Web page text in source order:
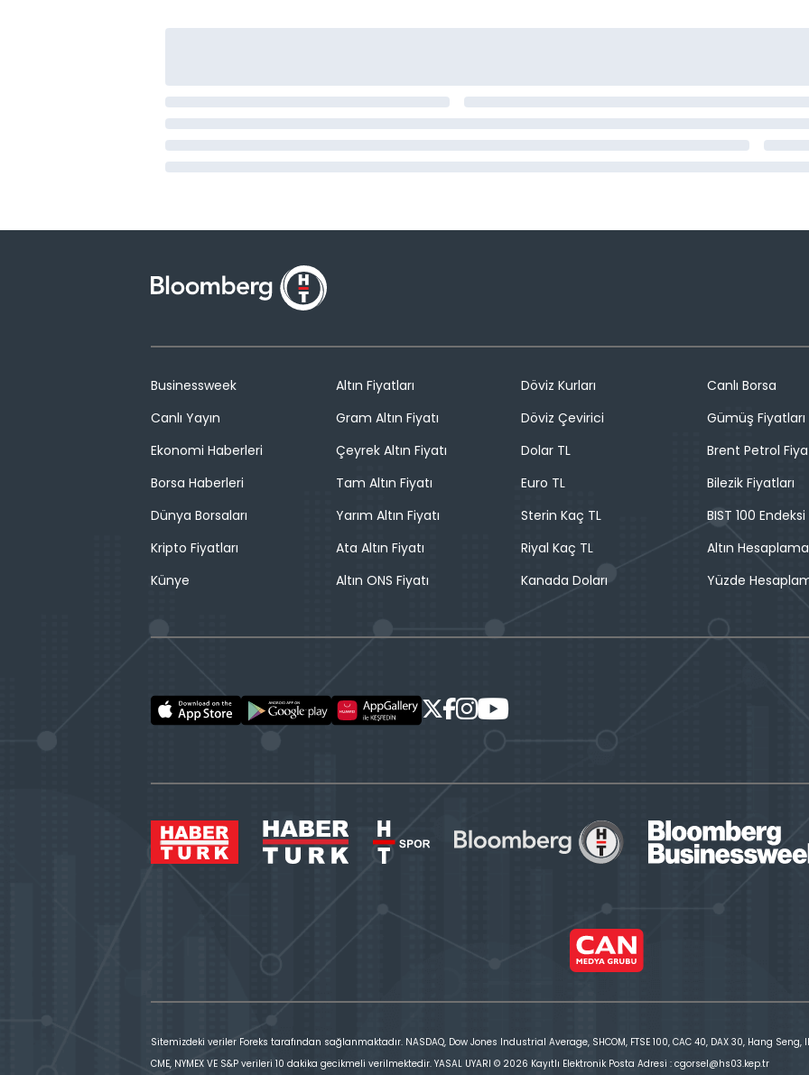
Businessweek
Canlı Yayın
Ekonomi Haberleri
Borsa Haberleri
Dünya Borsaları
Kripto Fiyatları
Künye
Altın Fiyatları
Gram Altın Fiyatı
Çeyrek Altın Fiyatı
Tam Altın Fiyatı
Yarım Altın Fiyatı
Ata Altın Fiyatı
Altın ONS Fiyatı
Döviz Kurları
Döviz Çevirici
Dolar TL
Euro TL
Sterin Kaç TL
Riyal Kaç TL
Kanada Doları
Canlı Borsa
Gümüş Fiyatları
Brent Petrol
Bilezik Fiyatları
BIST 100 Endeksi
Altın Hesaplama
Yüzde
Sitemizdeki veriler Foreks tarafından sağlanmaktadır. NASDAQ, Dow Jones Industrial Average, SHCOM, FTSE 100, CAC 40, DAX 30, Hang Seng,
CME, NYMEX VE S&P verileri 10 dakika gecikmeli verilmektedir. YASAL UYARI © 2026 Kayıtlı Elektronik Posta Adresi : cgorsel@hs03.kep.tr